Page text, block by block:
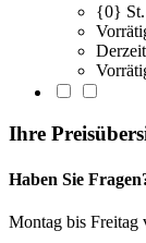
{0} St.
Ihre
Haben Sie
Montag bis Freitag